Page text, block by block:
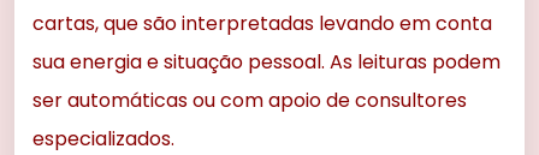
cartas, que são interpretadas levando em conta
sua energia e situação pessoal. As leituras podem
ser automáticas ou com apoio de consultores
especializados.